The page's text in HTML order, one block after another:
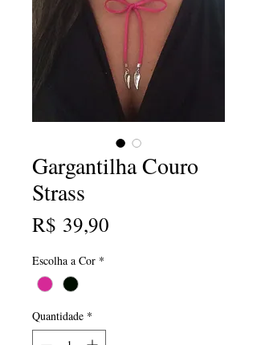
Gargantilha Couro
Strass
R$ 39,90
Escolha a Cor *
Quantidade *